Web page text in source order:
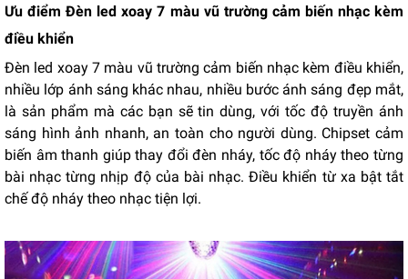
Ưu điểm Đèn led xoay 7 màu vũ trường cảm biến nhạc kèm
điều khiển
Đèn led xoay 7 màu vũ trường cảm biến nhạc kèm điều khiển,
nhiều lớp ánh sáng khác nhau, nhiều bước ánh sáng đẹp mắt,
là sản phẩm mà các bạn sẽ tin dùng, với tốc độ truyền ánh
sáng hình ảnh nhanh, an toàn cho người dùng. Chipset cảm
biến âm thanh giúp thay đổi đèn nháy, tốc độ nháy theo từng
bài nhạc từng nhịp độ của bài nhạc. Điều khiển từ xa bật tắt
chế độ nháy theo nhạc tiện lợi.